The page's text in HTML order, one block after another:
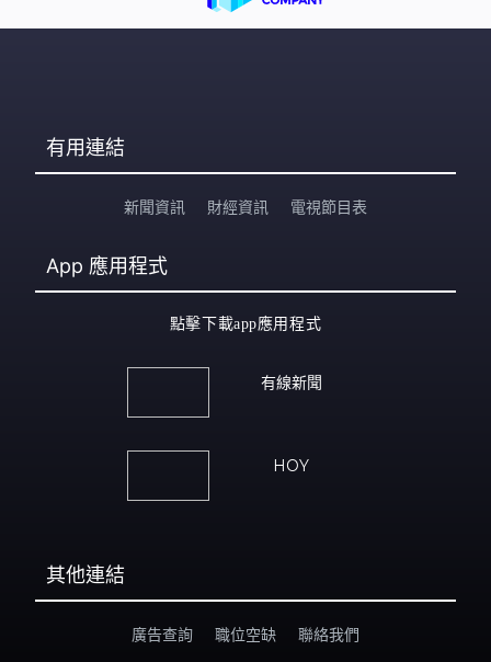
有用連結
新聞資訊 財經資訊 電視節目表
App 應用程式
點擊下載app應用程式
有線新聞
HOY
其他連結
廣告查詢 職位空缺 聯絡我們